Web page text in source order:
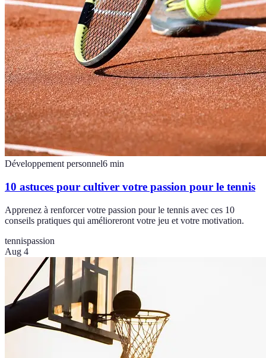
Développement personnel6 min
10 astuces pour cultiver votre passion pour le tennis
Apprenez à renforcer votre passion pour le tennis avec ces 10
conseils pratiques qui amélioreront votre jeu et votre motivation.
tennispassion
Aug 4